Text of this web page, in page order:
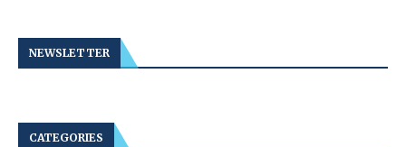
NEWSLETTER
CATEGORIES